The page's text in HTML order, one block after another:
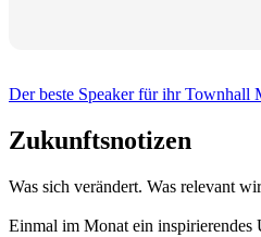
Der beste Speaker für ihr Townhall
Zukunftsnotizen
Was sich verändert. Was relevant
Einmal im Monat ein